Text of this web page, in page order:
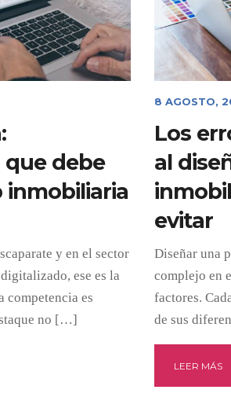
debe
y en el sector
ese es la
competencia es
no […]
8 AGOSTO,
Los
al
evitar
Diseñar una
complejo en
factores.
de sus
LEER MÁS